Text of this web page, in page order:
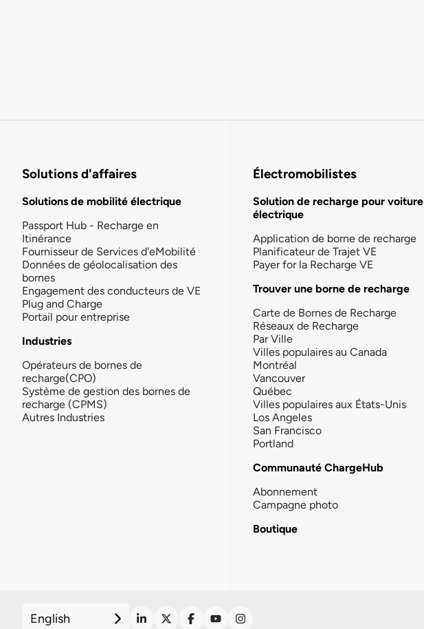
Solutions d'affaires
Solutions de mobilité électrique
Passport Hub - Recharge en
Itinérance
Fournisseur de Services d'eMobilité
Données de géolocalisation des
bornes
Engagement des conducteurs de VE
Plug and Charge
Portail pour entreprise
Industries
Opérateurs de bornes de
recharge(CPO)
Système de gestion des bornes de
recharge (CPMS)
Autres Industries
Électromobilistes
Solution de recharge pour voiture
électrique
Application de borne de recharge
Planificateur de Trajet VE
Payer for la Recharge VE
Trouver une borne de recharge
Carte de Bornes de Recharge
Réseaux de Recharge
Par Ville
Villes populaires au Canada
Montréal
Vancouver
Québec
Villes populaires aux États-Unis
Los Angeles
San Francisco
Portland
Communauté ChargeHub
Abonnement
Campagne photo
Boutique
English